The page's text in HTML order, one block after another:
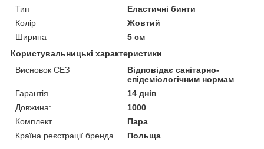
Тип
Еластичні бинти
Колір
Жовтий
Ширина
5 см
Користувальницькі характеристики
Висновок СЕЗ
Відповідає санітарно-
епідеміологічним нормам
Гарантія
14 днів
Довжина:
1000
Комплект
Пара
Країна реєстрації бренда
Польща